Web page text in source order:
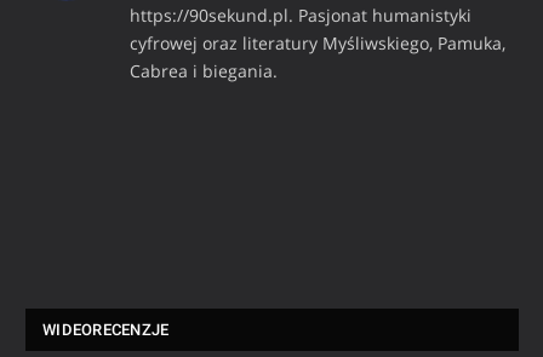
https://90sekund.pl. Pasjonat humanistyki
cyfrowej oraz literatury Myśliwskiego, Pamuka,
Cabrea i biegania.
WIDEORECENZJE